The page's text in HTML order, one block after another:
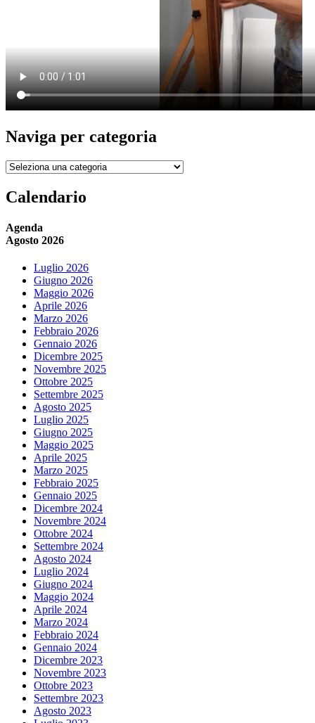
Naviga per categoria
Naviga
categoria
Calendario
Agenda
Agosto 2026
Luglio 2026
Giugno 2026
Maggio 2026
Aprile 2026
Marzo 2026
Febbraio 2026
Gennaio 2026
Dicembre 2025
Novembre 2025
Ottobre 2025
Settembre 2025
Agosto 2025
Luglio 2025
Giugno 2025
Maggio 2025
Aprile 2025
Marzo 2025
Febbraio 2025
Gennaio 2025
Dicembre 2024
Novembre 2024
Ottobre 2024
Settembre 2024
Agosto 2024
Luglio 2024
Giugno 2024
Maggio 2024
Aprile 2024
Marzo 2024
Febbraio 2024
Gennaio 2024
Dicembre 2023
Novembre 2023
Ottobre 2023
Settembre 2023
Agosto 2023